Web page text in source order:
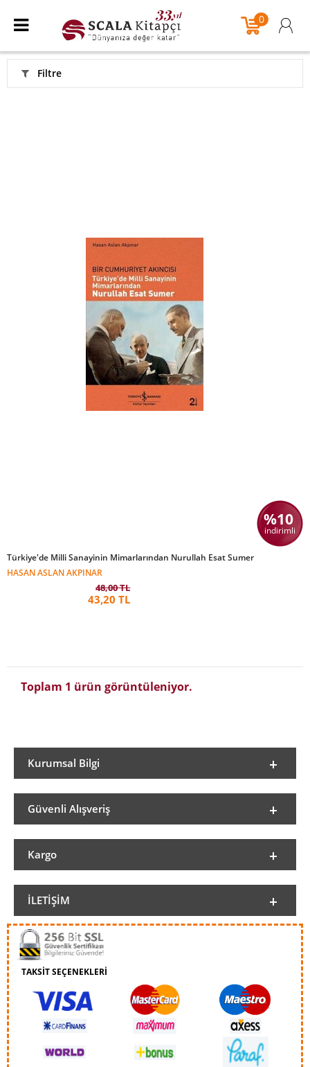
0
Filtre
%10
indirimli
Türkiye'de Milli Sanayinin Mimarlarından Nurullah Esat Sumer
HASAN ASLAN AKPINAR
48,00 TL
43,20 TL
Toplam 1 ürün görüntüleniyor.
Kurumsal Bilgi
Güvenli Alışveriş
Kargo
İLETIŞIM
TAKSİT SEÇENEKLERİ